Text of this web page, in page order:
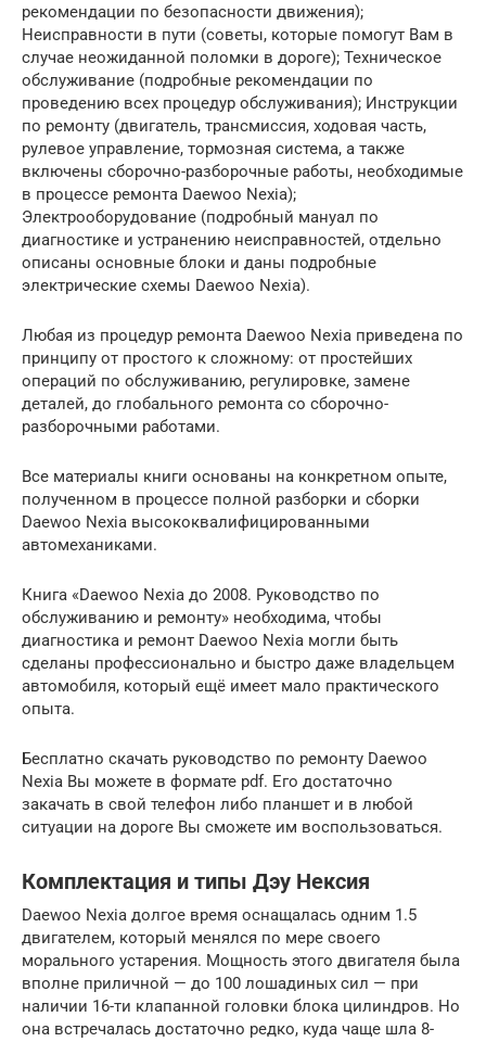
рекомендации по безопасности движения);
Неисправности в пути (советы, которые помогут Вам в
случае неожиданной поломки в дороге); Техническое
обслуживание (подробные рекомендации по
проведению всех процедур обслуживания); Инструкции
по ремонту (двигатель, трансмиссия, ходовая часть,
рулевое управление, тормозная система, а также
включены сборочно-разборочные работы, необходимые
в процессе ремонта Daewoo Nexia);
Электрооборудование (подробный мануал по
диагностике и устранению неисправностей, отдельно
описаны основные блоки и даны подробные
электрические схемы Daewoo Nexia).
Любая из процедур ремонта Daewoo Nexia приведена по
принципу от простого к сложному: от простейших
операций по обслуживанию, регулировке, замене
деталей, до глобального ремонта со сборочно-
разборочными работами.
Все материалы книги основаны на конкретном опыте,
полученном в процессе полной разборки и сборки
Daewoo Nexia высококвалифицированными
автомеханиками.
Книга «Daewoo Nexia до 2008. Руководство по
обслуживанию и ремонту» необходима, чтобы
диагностика и ремонт Daewoo Nexia могли быть
сделаны профессионально и быстро даже владельцем
автомобиля, который ещё имеет мало практического
опыта.
Бесплатно скачать руководство по ремонту Daewoo
Nexia Вы можете в формате pdf. Его достаточно
закачать в свой телефон либо планшет и в любой
ситуации на дороге Вы сможете им воспользоваться.
Комплектация и типы Дэу Нексия
Daewoo Nexia долгое время оснащалась одним 1.5
двигателем, который менялся по мере своего
морального устарения. Мощность этого двигателя была
вполне приличной — до 100 лошадиных сил — при
наличии 16-ти клапанной головки блока цилиндров. Но
она встречалась достаточно редко, куда чаще шла 8-